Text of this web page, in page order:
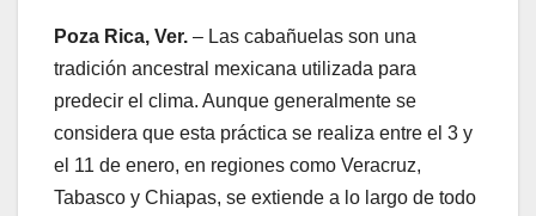
Poza Rica, Ver. – Las cabañuelas son una
tradición ancestral mexicana utilizada para
predecir el clima. Aunque generalmente se
considera que esta práctica se realiza entre el 3 y
el 11 de enero, en regiones como Veracruz,
Tabasco y Chiapas, se extiende a lo largo de todo